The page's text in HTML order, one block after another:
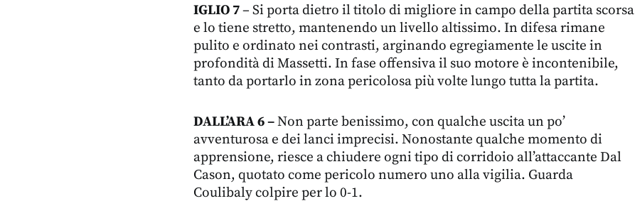
IGLIO 7– Si porta dietro il titolo di migliore in campo della partita scorsa
e lo tiene stretto, mantenendo un livello altissimo. In difesa rimane
pulito e ordinato nei contrasti, arginando egregiamente le uscite in
profondità di Massetti. In fase offensiva il suo motore è incontenibile,
tanto da portarlo in zona pericolosa più volte lungo tutta la partita.
DALL’ARA 6 –Non parte benissimo, con qualche uscita un po’
avventurosa e dei lanci imprecisi. Nonostante qualche momento di
apprensione, riesce a chiudere ogni tipo di corridoio all’attaccante Dal
Cason, quotato come pericolo numero uno alla vigilia. Guarda
Coulibaly colpire per lo 0-1.